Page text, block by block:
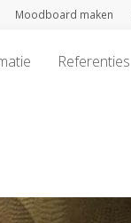
Moodboard maken
Referenties